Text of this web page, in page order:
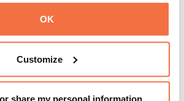
OK
Customize
share my personal information